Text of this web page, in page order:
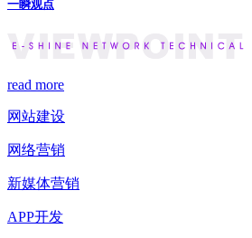
一瞬观点
read more
网站建设
网络营销
新媒体营销
APP开发